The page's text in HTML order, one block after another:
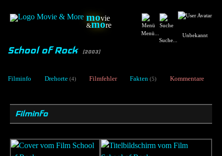
movie
&more
Menü...
Suche...
Unbekannt
School of Rock [2003]
Filminfo Drehorte (4) Filmfehler Fakten (5) Kommentare
Filminfo